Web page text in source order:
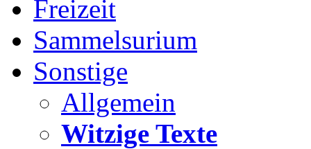
Freizeit
Sammelsurium
Sonstige
Allgemein
Witzige Texte